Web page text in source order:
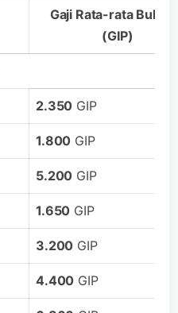
Gaji Rata-rata
(GIP)
2.350 GIP
1.800 GIP
5.200 GIP
1.650 GIP
3.200 GIP
4.400 GIP